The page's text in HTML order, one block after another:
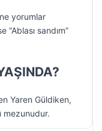
yorumlar
sandım”
Yaren Güldiken,
mezunudur.